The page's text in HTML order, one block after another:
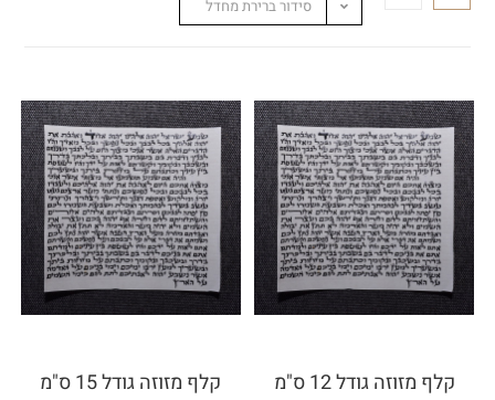
סידור ברירת מחדל
קלף מזוזה גודל 12 ס"מ קלף מזוזה גודל 15 ס"מ